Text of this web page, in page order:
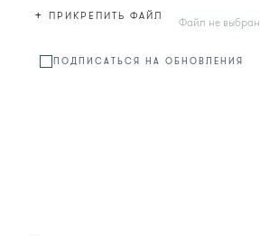
+ ПРИКРЕПИТЬ ФАЙЛ Файл не выбран
ПОДПИСАТЬСЯ НА ОБНОВЛЕНИЯ